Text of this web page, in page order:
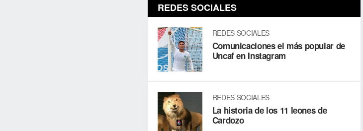
REDES SOCIALES
REDES SOCIALES
Comunicaciones el más popular de
Uncaf en Instagram
REDES SOCIALES
La historia de los 11 leones de
Cardozo